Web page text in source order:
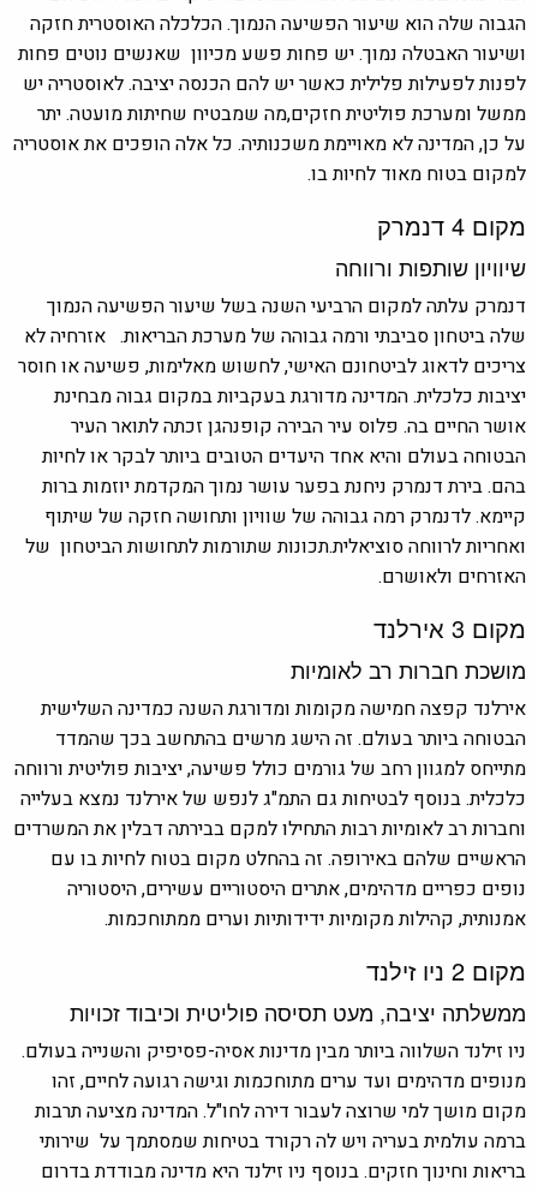
הגבוה שלה הוא שיעור הפשיעה הנמוך. הכלכלה האוסטרית חזקה
ושיעור האבטלה נמוך. יש פחות פשע מכיוון שאנשים נוטים פחות
לפנות לפעילות פלילית כאשר יש להם הכנסה יציבה. לאוסטריה יש
ממשל ומערכת פוליטית חזקים,מה שמבטיח שחיתות מועטה. יתר
על כן, המדינה לא מאויימת משכנותיה. כל אלה הופכים את אוסטריה
למקום בטוח מאוד לחיות בו.
מקום 4 דנמרק
שיוויון שותפות ורווחה
דנמרק עלתה למקום הרביעי השנה בשל שיעור הפשיעה הנמוך
שלה ביטחון סביבתי ורמה גבוהה של מערכת הבריאות. אזרחיה לא
צריכים לדאוג לביטחונם האישי, לחשוש מאלימות, פשיעה או חוסר
יציבות כלכלית. המדינה מדורגת בעקביות במקום גבוה מבחינת
אושר החיים בה. פלוס עיר הבירה קופנהגן זכתה לתואר העיר
הבטוחה בעולם והיא אחד היעדים הטובים ביותר לבקר או לחיות
בהם. בירת דנמרק ניחנת בפער עושר נמוך המקדמת יוזמות ברות
קיימא. לדנמרק רמה גבוהה של שוויון ותחושה חזקה של שיתוף
ואחריות לרווחה סוציאלית.תכונות שתורמות לתחושות הביטחון של
האזרחים ולאושרם.
מקום 3 אירלנד
מושכת חברות רב לאומיות
אירלנד קפצה חמישה מקומות ומדורגת השנה כמדינה השלישית
הבטוחה ביותר בעולם. זה הישג מרשים בהתחשב בכך שהמדד
מתייחס למגוון רחב של גורמים כולל פשיעה, יציבות פוליטית ורווחה
כלכלית. בנוסף לבטיחות גם התמ"ג לנפש של אירלנד נמצא בעלייה
וחברות רב לאומיות רבות התחילו למקם בבירתה דבלין את המשרדים
הראשיים שלהם באירופה. זה בהחלט מקום בטוח לחיות בו עם
נופים כפריים מדהימים, אתרים היסטוריים עשירים, היסטוריה
אמנותית, קהילות מקומיות ידידותיות וערים ממתוחכמות.
מקום 2 ניו זילנד
ממשלתה יציבה, מעט תסיסה פוליטית וכיבוד זכויות
ניו זילנד השלווה ביותר מבין מדינות אסיה-פסיפיק והשנייה בעולם.
מנופים מדהימים ועד ערים מתוחכמות וגישה רגועה לחיים, זהו
מקום מושך למי שרוצה לעבור דירה לחו"ל. המדינה מציעה תרבות
ברמה עולמית בעריה ויש לה רקורד בטיחות שמסתמך על שירותי
בריאות וחינוך חזקים. בנוסף ניו זילנד היא מדינה מבודדת בדרום